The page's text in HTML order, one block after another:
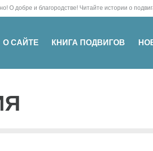
важно! О добре и благородстве! Читайте
О САЙТЕ КНИГА ПОДВИГОВ